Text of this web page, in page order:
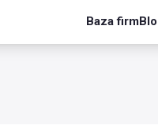
Baza firm